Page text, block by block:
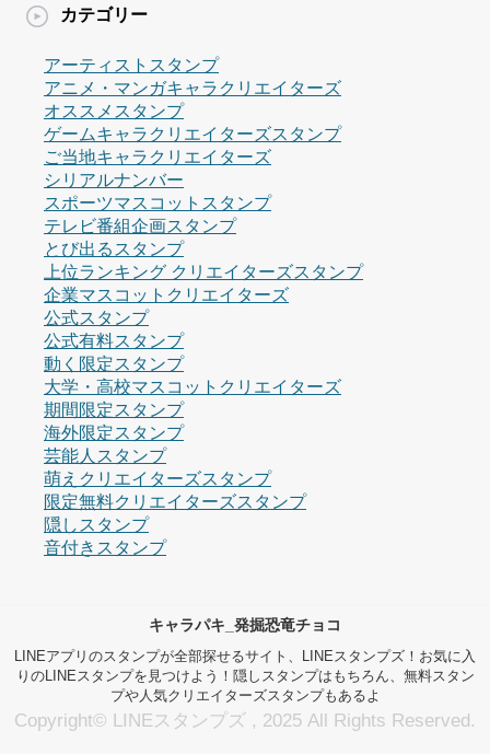
カテゴリー
アーティストスタンプ
アニメ・マンガキャラクリエイターズ
オススメスタンプ
ゲームキャラクリエイターズスタンプ
ご当地キャラクリエイターズ
シリアルナンバー
スポーツマスコットスタンプ
テレビ番組企画スタンプ
とび出るスタンプ
上位ランキング クリエイターズスタンプ
企業マスコットクリエイターズ
公式スタンプ
公式有料スタンプ
動く限定スタンプ
大学・高校マスコットクリエイターズ
期間限定スタンプ
海外限定スタンプ
芸能人スタンプ
萌えクリエイターズスタンプ
限定無料クリエイターズスタンプ
隠しスタンプ
音付きスタンプ
キャラパキ_発掘恐竜チョコ
LINEアプリのスタンプが全部探せるサイト、LINEスタンプズ！お気に入
りのLINEスタンプを見つけよう！隠しスタンプはもちろん、無料スタン
プや人気クリエイターズスタンプもあるよ
Copyright© LINEスタンプズ , 2025 All Rights Reserved.